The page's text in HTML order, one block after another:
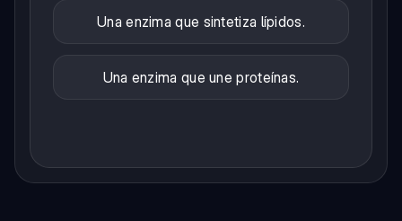
Una enzima que sintetiza lípidos.
Una enzima que une proteínas.